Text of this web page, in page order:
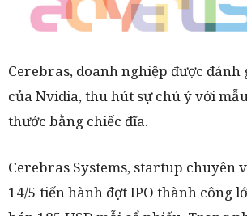
Cerebras, doanh nghiệp được đánh
của Nvidia, thu hút sự chú ý với
thước bằng chiếc đĩa.
Cerebras Systems, startup chuyên
14/5 tiến hành đợt IPO thành công